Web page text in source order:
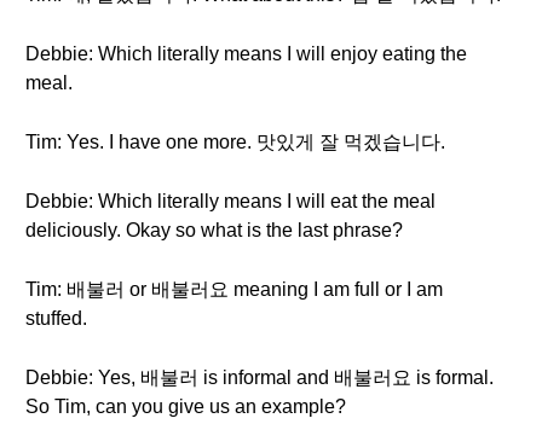
Debbie: Which literally means I will enjoy eating the
meal.
Tim: Yes. I have one more. 맛있게 잘 먹겠습니다.
Debbie: Which literally means I will eat the meal
deliciously. Okay so what is the last phrase?
Tim: 배불러 or 배불러요 meaning I am full or I am
stuffed.
Debbie: Yes, 배불러 is informal and 배불러요 is formal.
So Tim, can you give us an example?